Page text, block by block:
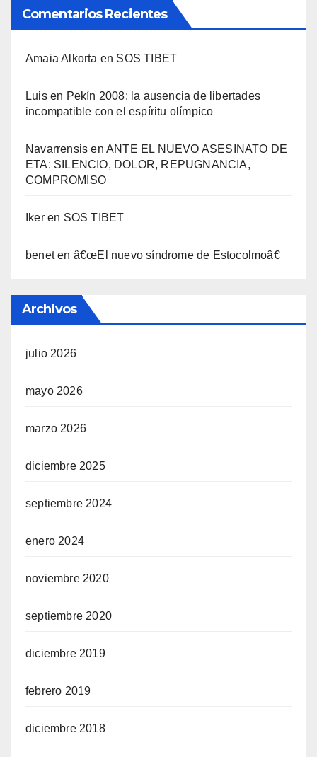
Comentarios Recientes
Amaia Alkorta en SOS TIBET
Luisen Pekí­n 2008: la ausencia de libertades
incompatible con el espí­ritu olí­mpico
Navarrensis enANTE EL NUEVO ASESINATO DE
ETA: SILENCIO, DOLOR, REPUGNANCIA,
COMPROMISO
Ikeren SOS TIBET
beneten â€œEl nuevo sí­ndrome de Estocolmoâ€
Archivos
julio 2026
mayo 2026
marzo 2026
diciembre 2025
septiembre 2024
enero 2024
noviembre 2020
septiembre 2020
diciembre 2019
febrero 2019
diciembre 2018